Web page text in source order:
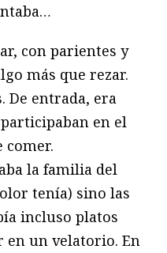
con parientes y
más que rezar.
De entrada, era
en el
comer.
la familia del
tenía) sino las
incluso platos
en un velatorio. En